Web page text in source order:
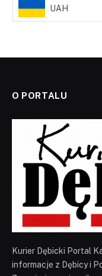
UAH
O PORTALU
Kurier Dębicki Portal
informacje z Dębicy i